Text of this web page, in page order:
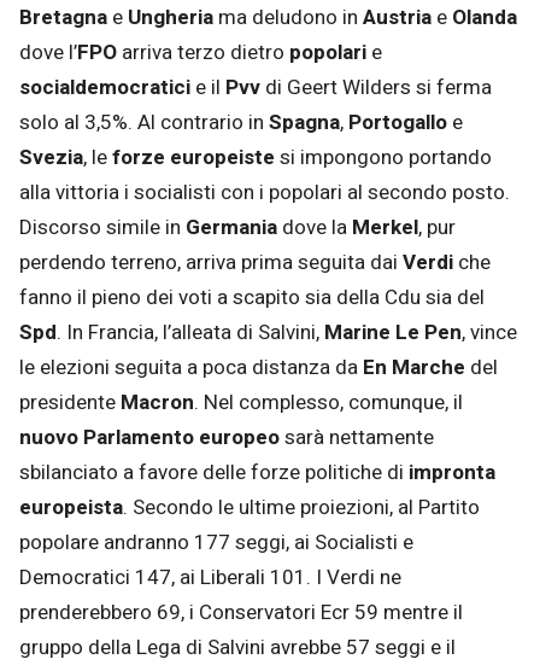
Bretagna e Ungheria ma deludono in Austria e Olanda
dove l’FPO arriva terzo dietro popolari e
socialdemocratici e il Pvv di Geert Wilders si ferma
solo al 3,5%. Al contrario in Spagna, Portogallo e
Svezia, leforze europeiste si impongono portando
alla vittoria i socialisti con i popolari al secondo posto.
Discorso simile in Germania dove la Merkel, pur
perdendo terreno, arriva prima seguita dai Verdi che
fanno il pieno dei voti a scapito sia della Cdu sia del
Spd. In Francia, l’alleata di Salvini, Marine Le Pen, vince
le elezioni seguita a poca distanza da En Marche del
presidente Macron. Nel complesso, comunque, il
nuovo Parlamento europeosarà nettamente
sbilanciato a favore delle forze politiche di impronta
europeista. Secondo le ultime proiezioni, al Partito
popolare andranno 177 seggi, ai Socialisti e
Democratici 147, ai Liberali 101. I Verdi ne
prenderebbero 69, i Conservatori Ecr 59 mentre il
gruppo della Lega di Salvini avrebbe 57 seggi e il